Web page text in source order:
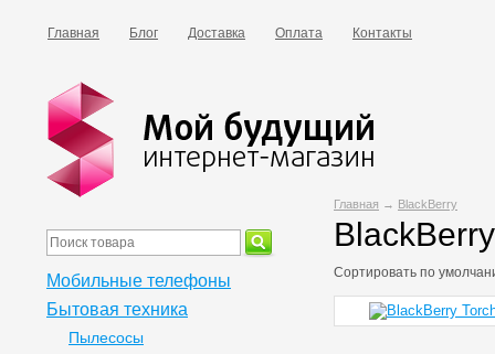
Главная Блог Доставка Оплата Контакты
Главная → BlackBerry
BlackBerry
Сортировать по
Мобильные телефоны
Бытовая техника
Пылесосы